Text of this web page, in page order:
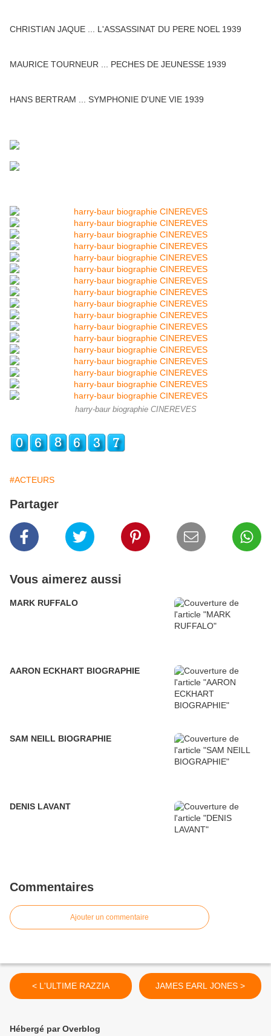
CHRISTIAN JAQUE ... L'ASSASSINAT DU PERE NOEL 1939
MAURICE TOURNEUR ... PECHES DE JEUNESSE 1939
HANS BERTRAM ... SYMPHONIE D'UNE VIE 1939
harry-baur biographie CINEREVES
#ACTEURS
Partager
Vous aimerez aussi
MARK RUFFALO
AARON ECKHART BIOGRAPHIE
SAM NEILL BIOGRAPHIE
DENIS LAVANT
Commentaires
Ajouter un commentaire
< L'ULTIME RAZZIA JAMES EARL JONES >
Hébergé par Overblog